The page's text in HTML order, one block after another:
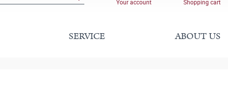
Your account Shopping cart
SERVICE ABOUT US